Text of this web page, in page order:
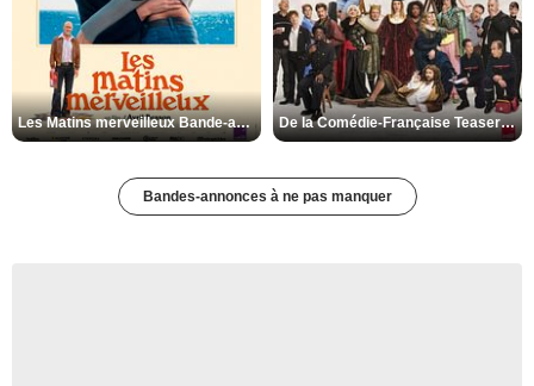
Les Matins merveilleux Bande-annonce VF De la Comédie-Française Teaser VF
Bandes-annonces à ne pas manquer